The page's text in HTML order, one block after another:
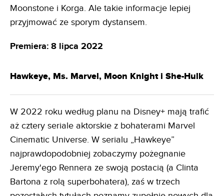
Moonstone i Korga. Ale takie informacje lepiej
przyjmować ze sporym dystansem.
Premiera: 8 lipca 2022
Hawkeye, Ms. Marvel, Moon Knight i She-Hulk
W 2022 roku według planu na Disney+ mają trafić
aż cztery seriale aktorskie z bohaterami Marvel
Cinematic Universe. W serialu „Hawkeye”
najprawdopodobniej zobaczymy pożegnanie
Jeremy'ego Rennera ze swoją postacią (a Clinta
Bartona z rolą superbohatera), zaś w trzech